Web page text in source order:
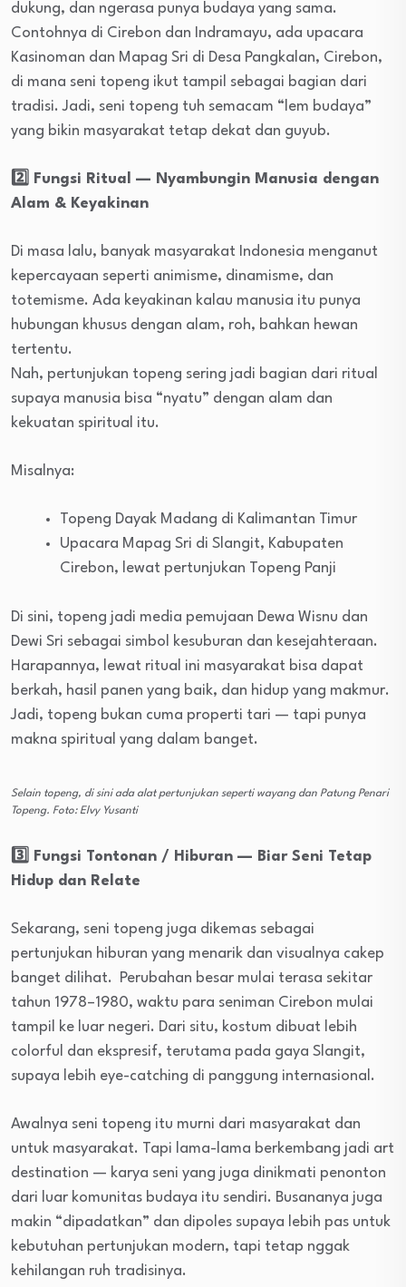
dukung, dan ngerasa punya budaya yang sama.
Contohnya di Cirebon dan Indramayu, ada upacara
Kasinoman dan Mapag Sri di Desa Pangkalan, Cirebon,
di mana seni topeng ikut tampil sebagai bagian dari
tradisi. Jadi, seni topeng tuh semacam “lem budaya”
yang bikin masyarakat tetap dekat dan guyub.
2️⃣ Fungsi Ritual — Nyambungin Manusia dengan
Alam & Keyakinan
Di masa lalu, banyak masyarakat Indonesia menganut
kepercayaan seperti animisme, dinamisme, dan
totemisme. Ada keyakinan kalau manusia itu punya
hubungan khusus dengan alam, roh, bahkan hewan
tertentu.
Nah, pertunjukan topeng sering jadi bagian dari ritual
supaya manusia bisa “nyatu” dengan alam dan
kekuatan spiritual itu.
Misalnya:
Topeng Dayak Madang di Kalimantan Timur
Upacara Mapag Sri di Slangit, Kabupaten
Cirebon, lewat pertunjukan Topeng Panji
Di sini, topeng jadi media pemujaan Dewa Wisnu dan
Dewi Sri sebagai simbol kesuburan dan kesejahteraan.
Harapannya, lewat ritual ini masyarakat bisa dapat
berkah, hasil panen yang baik, dan hidup yang makmur.
Jadi, topeng bukan cuma properti tari — tapi punya
makna spiritual yang dalam banget.
Selain topeng, di sini ada alat pertunjukan seperti wayang dan Patung Penari
Topeng. Foto: Elvy Yusanti
3️⃣ Fungsi Tontonan / Hiburan — Biar Seni Tetap
Hidup dan Relate
Sekarang, seni topeng juga dikemas sebagai
pertunjukan hiburan yang menarik dan visualnya cakep
banget dilihat. Perubahan besar mulai terasa sekitar
tahun 1978–1980, waktu para seniman Cirebon mulai
tampil ke luar negeri. Dari situ, kostum dibuat lebih
colorful dan ekspresif, terutama pada gaya Slangit,
supaya lebih eye-catching di panggung internasional.
Awalnya seni topeng itu murni dari masyarakat dan
untuk masyarakat. Tapi lama-lama berkembang jadi art
destination — karya seni yang juga dinikmati penonton
dari luar komunitas budaya itu sendiri. Busananya juga
makin “dipadatkan” dan dipoles supaya lebih pas untuk
kebutuhan pertunjukan modern, tapi tetap nggak
kehilangan ruh tradisinya.